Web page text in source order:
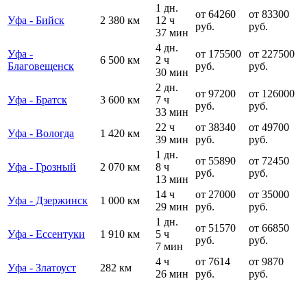
Уфа - Бийск 2 380 км
1 дн.
12 ч
37 мин
от 64260
руб.
от 83300
руб.
Уфа -
Благовещенск
6 500 км
4 дн.
2 ч
30 мин
от 175500
руб.
от 227500
руб.
Уфа - Братск 3 600 км
2 дн.
7 ч
33 мин
от 97200
руб.
от 126000
руб.
Уфа - Вологда 1 420 км
22 ч
39 мин
от 38340
руб.
от 49700
руб.
Уфа - Грозный 2 070 км
1 дн.
8 ч
13 мин
от 55890
руб.
от 72450
руб.
Уфа - Дзержинск 1 000 км
14 ч
29 мин
от 27000
руб.
от 35000
руб.
Уфа - Ессентуки 1 910 км
1 дн.
5 ч
7 мин
от 51570
руб.
от 66850
руб.
Уфа - Златоуст 282 км
4 ч
26 мин
от 7614
руб.
от 9870
руб.